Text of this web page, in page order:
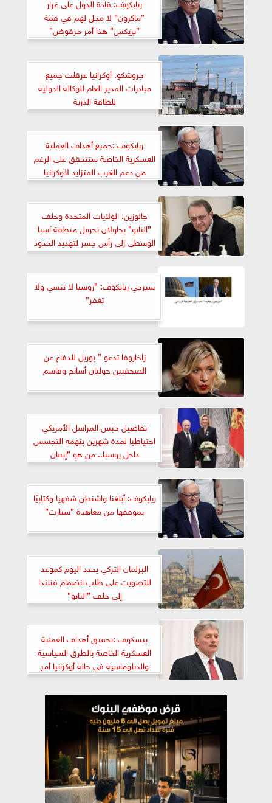
”ماكرون” لا محل لهم في قمة
”بريكس” هذا أمر مرفوض”
جروشكو: أوكرانيا عرقلت جميع
مبادرات المدير العام للوكالة الدولية
للطاقة الذرية
ريابكوف :جميع أهداف العملية
العسكرية الخاصة ستتحقق على الرغم
من دعم الغرب المتزايد لأوكرانيا
جالوزين: الولايات المتحدة وحلف
”الناتو” يحاولان تحويل منطقة آسيا
الوسطى إلى رأس جسر لتهديد الحدود
الجنوبية لروسيا
سيرجي ريابكوف: ”روسيا لا تنسي ولا
تغفر”
زاخاروفا تدعو ” بوريل للدفاع عن
الصحفيين جوليان أسانج وقاسم
تفاصيل حبس المراسل الأمريكي
احتياطيا لمدة شهرين بتهمة التجسس
داخل روسيا.. من هو ”إيفان
غيرشكوفيتش”
ريابكوف: أبلغنا واشنطن شفهيا وكتابيًا
بموقفها من معاهدة ”ستارت”
البرلمان التركي يحدد اليوم كموعد
للتصويت على طلب انضمام فنلندا
إلى حلف ”الناتو”
بيسكوف :تحقيق أهداف العملية
العسكرية الخاصة بالطرق السياسية
والدبلوماسية في حالة أوكرانيا أمر
مستحيل